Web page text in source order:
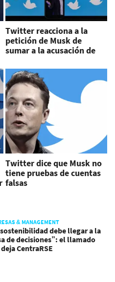
Twitter reacciona a la
petición de Musk de
sumar a la acusación de
empresa al caso
Twitter dice que Musk no
tiene pruebas de cuentas
falsas
& MANAGEMENT
sostenibilidad debe llegar a la
de decisiones”: el llamado
CentraRSE